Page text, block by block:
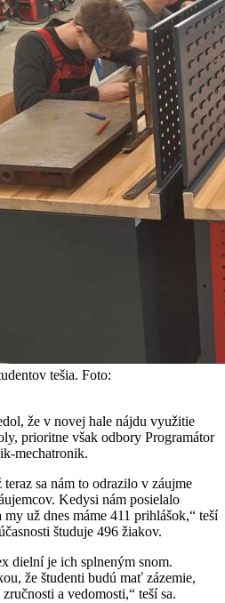
tešia. Foto:
že v novej hale nájdu využitie
prioritne však odbory Programátor
mechatronik.
sa nám to odrazilo v záujme
Kedysi nám posielalo
už dnes máme 411 prihlášok,“ teší
študuje 496 žiakov.
dielní je ich splneným snom.
že študenti budú mať zázemie,
a vedomosti,“ teší sa.